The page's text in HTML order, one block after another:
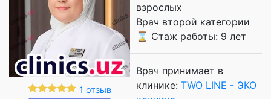
1 отзыв
взрослых
Врач второй категории
⌛ Стаж работы: 9 лет
Врач принимает в
клинике: TWO LINE - ЭКО